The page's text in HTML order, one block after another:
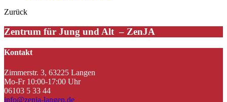
Zurück
Zentrum für Jung und Alt – ZenJA
Kontakt
Zimmerstr. 3, 63225 Langen
Mo-Fr 10:00-17:00 Uhr
06103 5 33 44
info@zenja-langen.de